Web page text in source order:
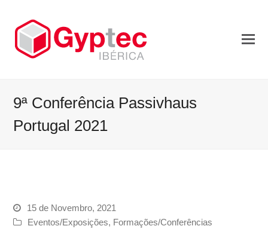
9ª Conferência Passivhaus
Portugal 2021
15 de Novembro, 2021
Eventos/Exposições, Formações/Conferências